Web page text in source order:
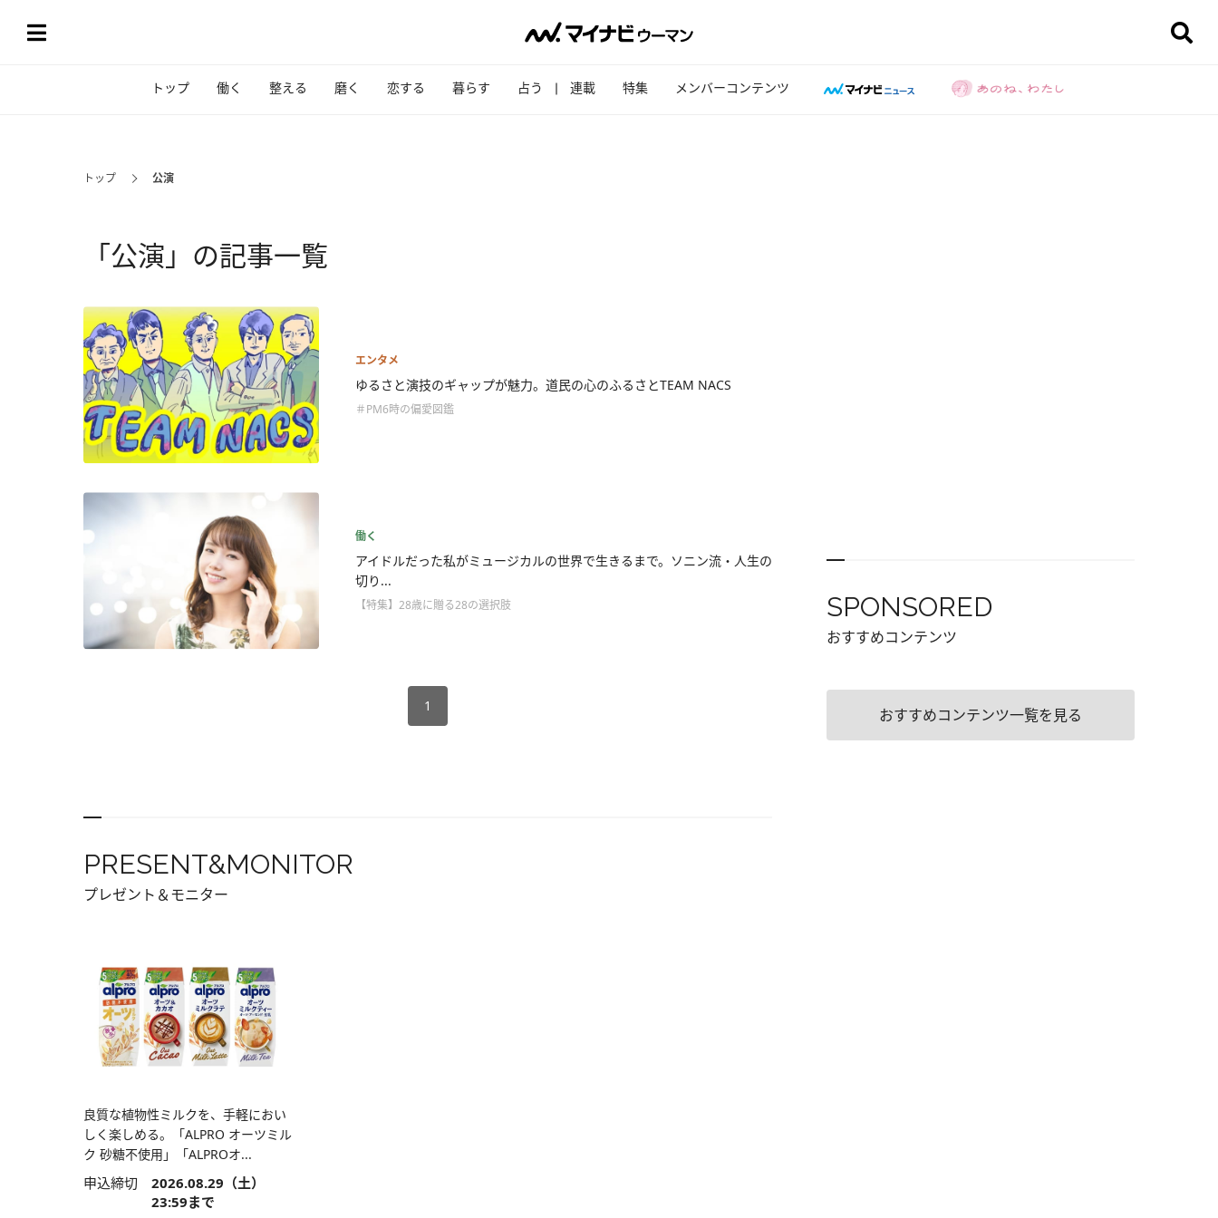
トップ 働く 整える 磨く 恋する 暮らす 占う 連載 特集 メンバーコンテンツ
トップ 公演
「公演」の記事一覧
エンタメ
ゆるさと演技のギャップが魅力。道民の心のふるさとTEAM NACS
＃PM6時の偏愛図鑑
働く
アイドルだった私がミュージカルの世界で生きるまで。ソニン流・人生の
切り...
【特集】28歳に贈る28の選択肢
1
PRESENT&MONITOR
プレゼント＆モニター
良質な植物性ミルクを、手軽におい
しく楽しめる。「ALPRO オーツミル
ク 砂糖不使用」「ALPROオ...
申込締切 2026.08.29（土）
23:59まで
SPONSORED
おすすめコンテンツ
おすすめコンテンツ一覧を見る